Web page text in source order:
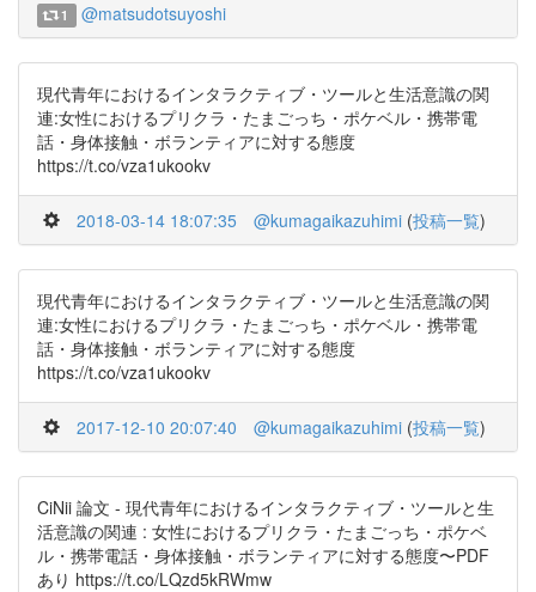
1 @matsudotsuyoshi
現代青年におけるインタラクティブ・ツールと生活意識の関
連:女性におけるプリクラ・たまごっち・ポケベル・携帯電
話・身体接触・ボランティアに対する態度
https://t.co/vza1ukookv
2018-03-14 18:07:35 @kumagaikazuhimi (投稿一覧)
現代青年におけるインタラクティブ・ツールと生活意識の関
連:女性におけるプリクラ・たまごっち・ポケベル・携帯電
話・身体接触・ボランティアに対する態度
https://t.co/vza1ukookv
2017-12-10 20:07:40 @kumagaikazuhimi (投稿一覧)
CiNii 論文 - 現代青年におけるインタラクティブ・ツールと生
活意識の関連 : 女性におけるプリクラ・たまごっち・ポケベ
ル・携帯電話・身体接触・ボランティアに対する態度〜PDF
あり https://t.co/LQzd5kRWmw